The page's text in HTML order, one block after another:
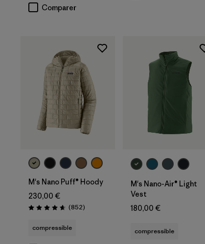
Comparer
M's Nano Puff® Hoody
230,00 €
Évaluation: 4.6 / 5
(852Avis
)
compressible
M's Nano-Air® Light
Vest
180,00 €
compressible